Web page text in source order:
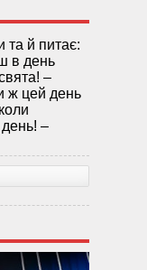
та й питає:
в день
–
ж цей день
–